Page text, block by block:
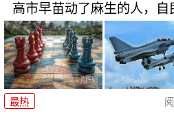
高市早苗动了麻生的人，自
最热